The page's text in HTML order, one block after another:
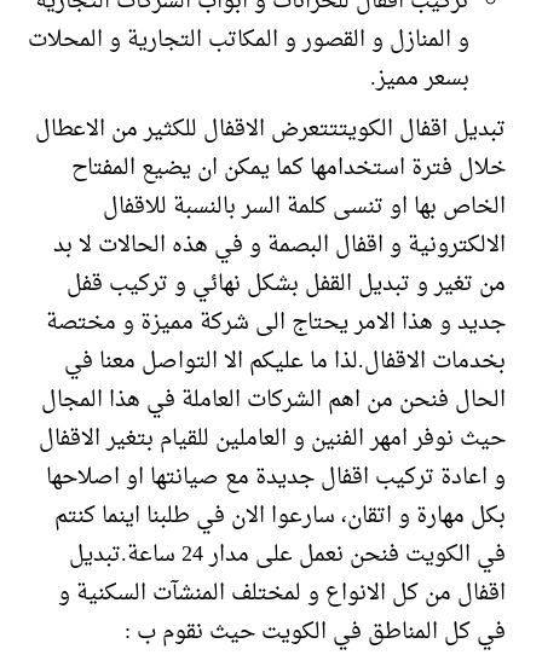
و المنازل و القصور و المكاتب التجارية و المحلات
بسعر مميز.
تبديل اقفال الكويتتتعرض الاقفال للكثير من الاعطال
خلال فترة استخدامها كما يمكن ان يضيع المفتاح
الخاص بها او تنسى كلمة السر بالنسبة للاقفال
الالكترونية و اقفال البصمة و في هذه الحالات لا بد
من تغير و تبديل القفل بشكل نهائي و تركيب قفل
جديد و هذا الامر يحتاج الى شركة مميزة و مختصة
بخدمات الاقفال.لذا ما عليكم الا التواصل معنا في
الحال فنحن من اهم الشركات العاملة في هذا المجال
حيث نوفر امهر الفنين و العاملين للقيام بتغير الاقفال
و اعادة تركيب اقفال جديدة مع صيانتها او اصلاحها
بكل مهارة و اتقان، سارعوا الان في طلبنا اينما كنتم
في الكويت فنحن نعمل على مدار 24 ساعة.تبديل
اقفال من كل الانواع و لمختلف المنشآت السكنية و
في كل المناطق في الكويت حيث نقوم ب :